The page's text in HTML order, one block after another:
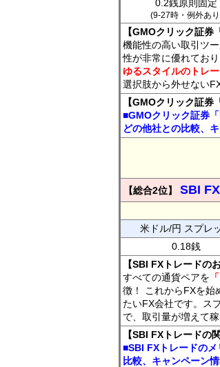
0.2銭原則固定
(9-27時・例外あ
【GMOクリック証券
機能性の高い取引ツ
性が非常に優れてお
ゆるスタイルのトレ
選択肢から外せない
【GMOクリック証券
■GMOクリック証券
どの他社との比較、
【総合2位】 SBI
米ドル/円 スプレ
0.18銭
【SBI FXトレードの
すべての通貨ペアを
徴！ これからFXを始
たいFX会社です。ス
で、取引量が増えて
【SBI FXトレードの
■SBI FXトレードの
比較、キャンペーン